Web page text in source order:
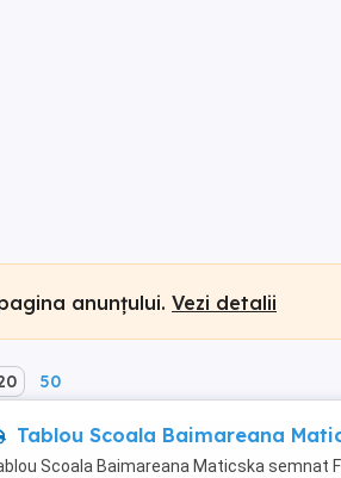
anunțului. Vezi detalii
50
Tablou Scoala Baimareana
Scoala Baimareana Maticska semnat